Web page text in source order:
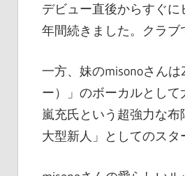
デビュー直後からすぐ
年間続きました。クラブ
一方、妹のmisonoさん
ー）」のボーカルとし
嵐充氏という超強力な
大型新人」としてのスタ